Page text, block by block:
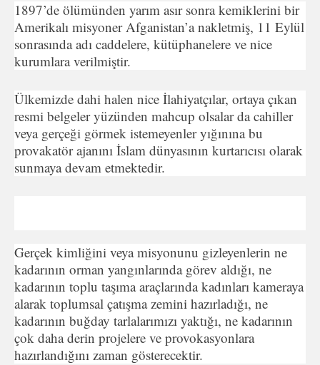
1897’de ölümünden yarım asır sonra kemiklerini bir
Amerikalı misyoner Afganistan’a nakletmiş, 11 Eylül
sonrasında adı caddelere, kütüphanelere ve nice
kurumlara verilmiştir.
Ülkemizde dahi halen nice İlahiyatçılar, ortaya çıkan
resmi belgeler yüzünden mahcup olsalar da cahiller
veya gerçeği görmek istemeyenler yığınına bu
provakatör ajanını İslam dünyasının kurtarıcısı olarak
sunmaya devam etmektedir.
Gerçek kimliğini veya misyonunu gizleyenlerin ne
kadarının orman yangınlarında görev aldığı, ne
kadarının toplu taşıma araçlarında kadınları kameraya
alarak toplumsal çatışma zemini hazırladığı, ne
kadarının buğday tarlalarımızı yaktığı, ne kadarının
çok daha derin projelere ve provokasyonlara
hazırlandığını zaman gösterecektir.